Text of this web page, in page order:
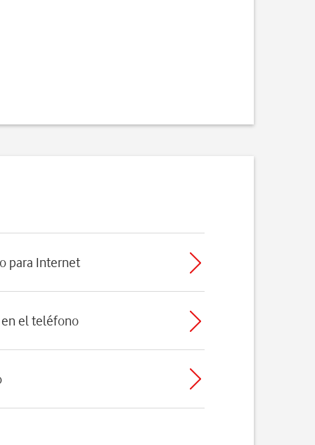
para Internet
en el teléfono